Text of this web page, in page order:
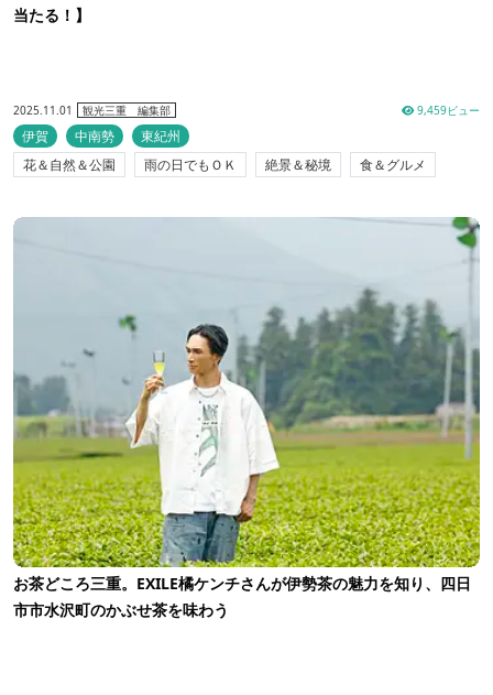
当たる！】
2025.11.01 観光三重 編集部 9,459ビュー
伊賀 中南勢
東紀州
花＆自然＆公園
雨の日でもＯＫ 絶景＆秘境 食＆グルメ
お茶どころ三重。EXILE橘ケンチさんが伊勢茶の魅力を知り、四日
市市水沢町のかぶせ茶を味わう